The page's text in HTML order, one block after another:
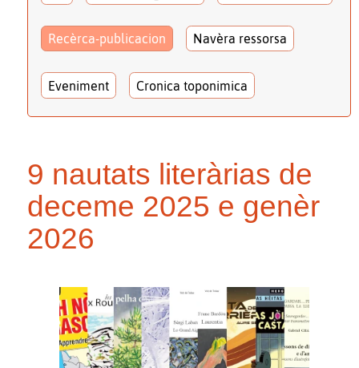
Recèrca-publicacion Navèra ressorsa
Eveniment Cronica toponimica
9 nautats literàrias de
deceme 2025 e genèr
2026